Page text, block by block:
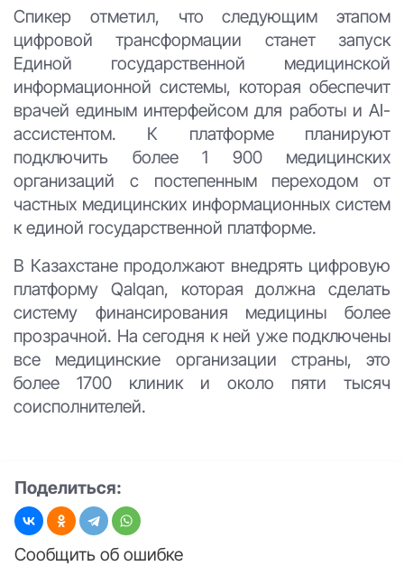
Спикер отметил, что следующим этапом
цифровой трансформации станет запуск
Единой государственной медицинской
информационной системы, которая обеспечит
врачей единым интерфейсом для работы и AI-
ассистентом. К платформе планируют
подключить более 1 900 медицинских
организаций с постепенным переходом от
частных медицинских информационных систем
к единой государственной платформе.
В Казахстане продолжают внедрять цифровую
платформу Qalqan, которая должна сделать
систему финансирования медицины более
прозрачной. На сегодня к ней уже подключены
все медицинские организации страны, это
более 1700 клиник и около пяти тысяч
соисполнителей.
Поделиться:
Сообщить об ошибке